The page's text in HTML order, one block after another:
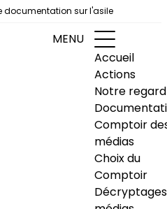
documentation sur l'asile
MENU
Accueil
Actions
Notre regard
Comptoir
médias
Choix du
Comptoir
Décryptages